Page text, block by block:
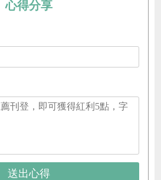
心得分享
送出心得